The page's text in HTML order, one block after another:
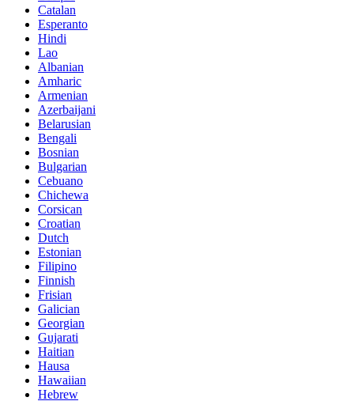
Catalan
Esperanto
Hindi
Lao
Albanian
Amharic
Armenian
Azerbaijani
Belarusian
Bengali
Bosnian
Bulgarian
Cebuano
Chichewa
Corsican
Croatian
Dutch
Estonian
Filipino
Finnish
Frisian
Galician
Georgian
Gujarati
Haitian
Hausa
Hawaiian
Hebrew